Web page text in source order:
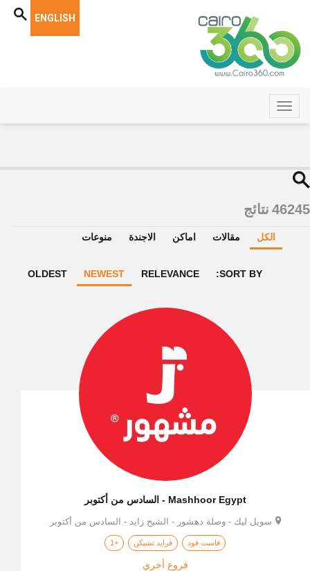
ENGLISH
46245 نتائج
الكل مقالات اماكن الاجندة منوعات
SORT BY:
RELEVANCE
NEWEST
OLDEST
Mashhoor Egypt - السادس من أكتوبر
سويل ليك - وصلة دهشور - الشيخ زايد - السادس من أكتوبر
فاست فود فرايد تشيكن +1
فروع أخري